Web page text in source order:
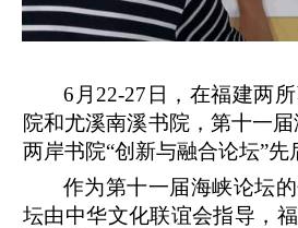
6月22-27日，在福建两
院和尤溪南溪书院，第十一
两岸书院“创新与融合论坛”先
作为第十一届海峡论坛
坛由中华文化联谊会指导，